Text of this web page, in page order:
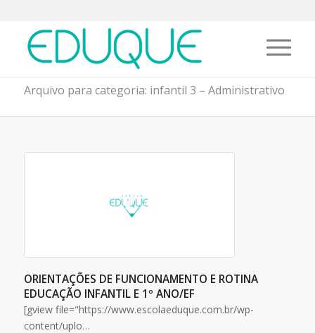
Arquivo para categoria: infantil 3 – Administrativo
ORIENTAÇÕES DE FUNCIONAMENTO E ROTINA
EDUCAÇÃO INFANTIL E 1º ANO/EF
[gview file="https://www.escolaeduque.com.br/wp-
content/uplo…